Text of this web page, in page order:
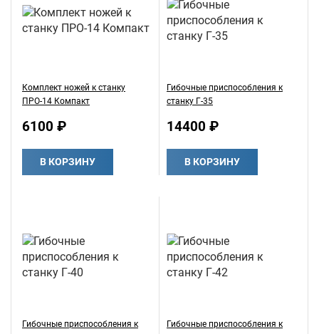
Комплект ножей к станку
ПРО-14 Компакт
6100 ₽
В КОРЗИНУ
Гибочные приспособления к
станку Г-35
14400 ₽
В КОРЗИНУ
Гибочные приспособления к
Гибочные приспособления к